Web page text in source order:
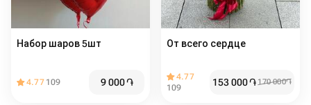
Набор шаров 5шт
4.77 109 9 000֏
От всего сердце
4.77
109
153 000֏ 170 000֏